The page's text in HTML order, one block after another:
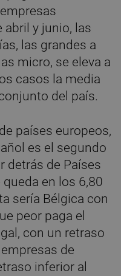
abril y junio, las
las grandes a
micro, se eleva a
casos la media
del país.
países europeos,
es el segundo
detrás de Países
en los 6,80
sería Bélgica con
peor paga el
con un retraso
de
inferior al